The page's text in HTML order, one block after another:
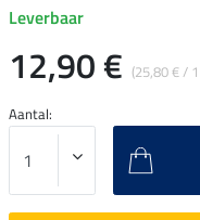
Leverbaar
12,90 € (25,80 € /
Aantal: